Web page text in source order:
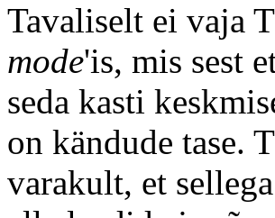
Tavaliselt ei vaja
mode'is, mis sest
seda kasti
on kändude tase.
varakult, et